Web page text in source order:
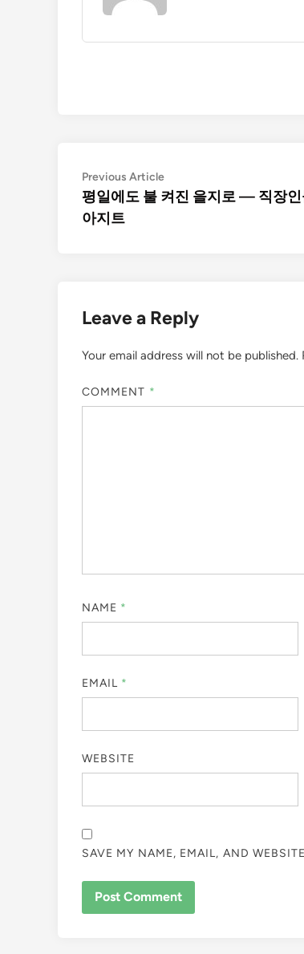
Post
navigation
Previous ArticlePrevious
article:
평일에도 불 켜진 을지로 — 직장
아지트
Leave a Reply
Your email address will not be published.
COMMENT *
NAME *
EMAIL *
WEBSITE
SAVE MY NAME, EMAIL, AND